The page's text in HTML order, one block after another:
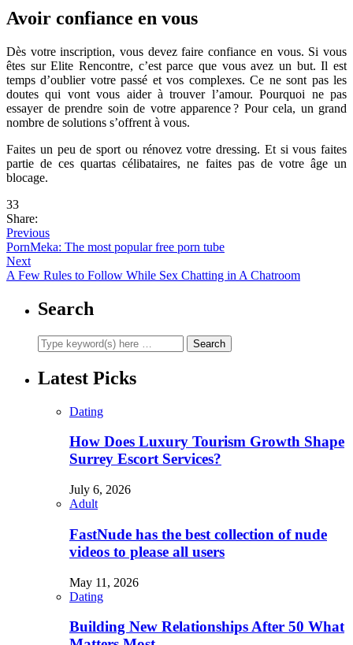
Avoir confiance en vous
Dès votre inscription, vous devez faire confiance en vous. Si vous
êtes sur Elite Rencontre, c’est parce que vous avez un but. Il est
temps d’oublier votre passé et vos complexes. Ce ne sont pas les
doutes qui vont vous aider à trouver l’amour. Pourquoi ne pas
essayer de prendre soin de votre apparence ? Pour cela, un grand
nombre de solutions s’offrent à vous.
Faites un peu de sport ou rénovez votre dressing. Et si vous faites
partie de ces quartas célibataires, ne faites pas de votre âge un
blocage.
33
Share:
Previous
PornMeka: The most popular free porn tube
Next
A Few Rules to Follow While Sex Chatting in A Chatroom
Search
Latest Picks
Dating
How Does Luxury Tourism Growth Shape
Surrey Escort Services?
July 6, 2026
Adult
FastNude has the best collection of nude
videos to please all users
May 11, 2026
Dating
Building New Relationships After 50 What